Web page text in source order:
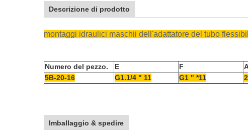
Descrizione di prodotto
montaggi idraulici maschii dell'adattatore del tubo
Numero del pezzo. E F
5B-20-16
G1.1/4 " 11 G1 " *11
Imballaggio & spedire